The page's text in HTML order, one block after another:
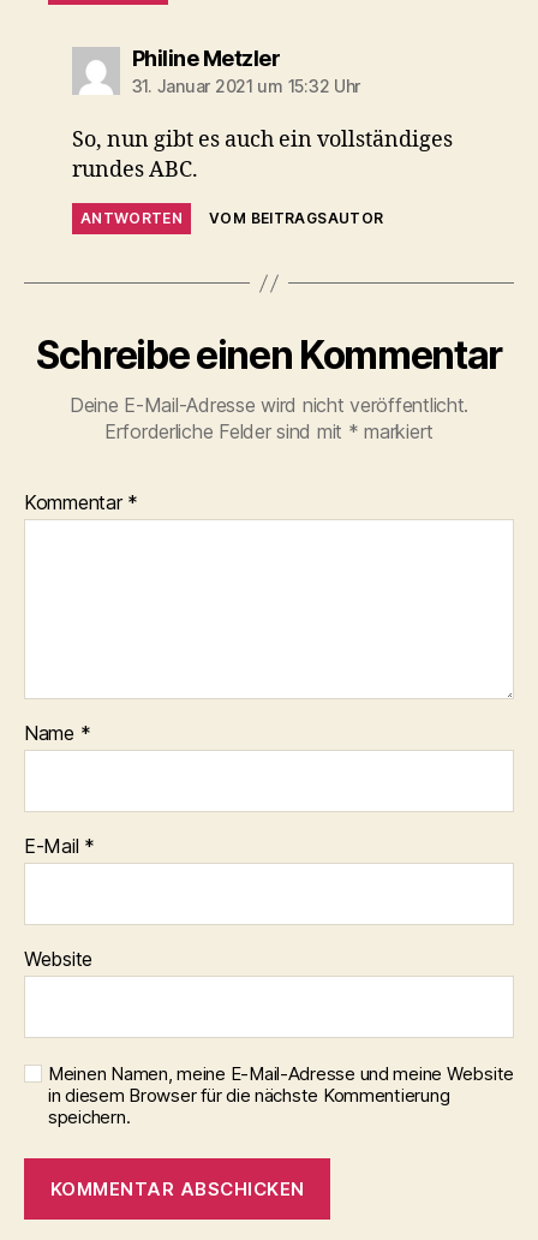
Philine Metzlersagt:
31. Januar 2021 um 15:32 Uhr
So, nun gibt es auch ein vollständiges
rundes ABC.
ANTWORTEN VOM BEITRAGSAUTOR
Schreibe einen Kommentar
Deine E-Mail-Adresse wird nicht veröffentlicht.
Erforderliche Felder sind mit * markiert
Kommentar *
Name *
E-Mail *
Website
Meinen Namen, meine E-Mail-Adresse und meine Website
in diesem Browser für die nächste Kommentierung
speichern.